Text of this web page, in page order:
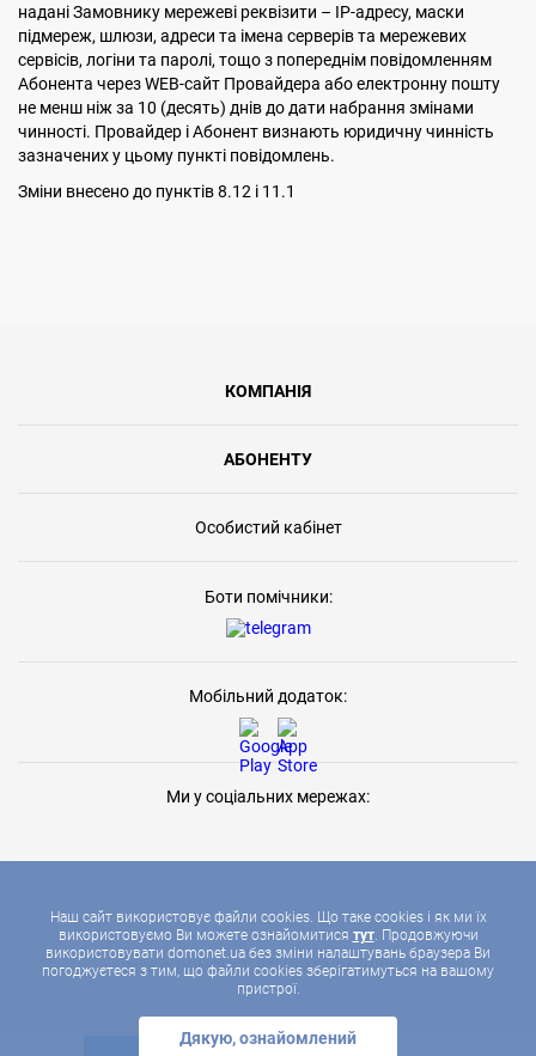
Наш сайт використовує файли cookies. Що таке cookies і як ми їх
використовуємо Ви можете ознайомитися тут. Продовжуючи
використовувати domonet.ua без зміни налаштувань браузера Ви
погоджуєтеся з тим, що файли cookies зберігатимуться на вашому
пристрої.
Дякую, ознайомлений
надані Замовнику мережеві реквізити – ІР-адресу, маски
підмереж, шлюзи, адреси та імена серверів та мережевих
сервісів, логіни та паролі, тощо з попереднім повідомленням
Абонента через WEB-сайт Провайдера або електронну пошту
не менш ніж за 10 (десять) днів до дати набрання змінами
чинності. Провайдер і Абонент визнають юридичну чинність
зазначених у цьому пункті повідомлень.
Змiни внесено до пунктiв 8.12 i 11.1
КОМПАНІЯ
АБОНЕНТУ
Особистий кабінет
Боти помічники:
Мобільний додаток:
Ми у соціальних мережах:
2026 © ДОМОНЕТ, УСІ ПРАВА ЗАХИЩЕНІ